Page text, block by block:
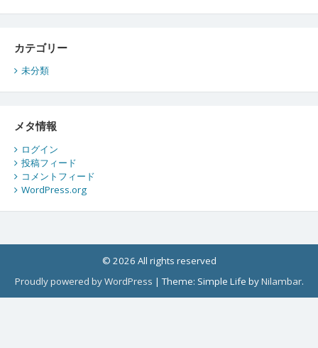
カテゴリー
未分類
メタ情報
ログイン
投稿フィード
コメントフィード
WordPress.org
© 2026 All rights reserved
Proudly powered by WordPress |Theme: Simple Life byNilambar.